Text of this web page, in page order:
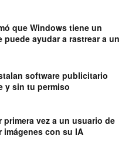
que Windows tiene un
ayudar a rastrear a un
software publicitario
y sin tu permiso
primera vez a un usuario de
imágenes con su IA